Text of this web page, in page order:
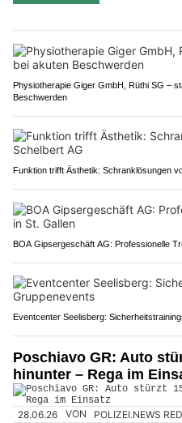
Physiotherapie Giger GmbH, Rüthi SG –
Beschwerden
Funktion trifft Ästhetik: Schranklösungen
BOA Gipsergeschäft AG: Professionelle
Eventcenter Seelisberg:
Poschiavo GR: Auto
hinunter – Rega im
28.06.26 VON POLIZEI.NEWS